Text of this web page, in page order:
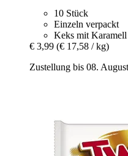
10 Stück
Einzeln verpackt
Keks mit
€ 3,99 (€ 17,58 / kg)
Zustellung bis 08. August